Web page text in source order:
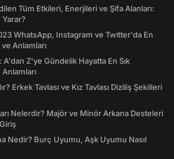
Tüm Etkileri, Enerjileri ve Şifa Alanları:
WhatsApp, Instagram ve Twitter'da En
Anlamları
Z'ye Gündelik Hayatta En Sık
Erkek Tavlası ve Kız Tavlası Diziliş Şekilleri
Nelerdir? Majör ve Minör Arkana Desteleri
Nedir? Burç Uyumu, Aşk Uyumu Nasıl